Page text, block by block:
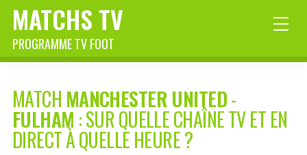
MATCHS TV
PROGRAMME TV FOOT
MATCH MANCHESTER UNITED-
FULHAM : SUR QUELLE CHAÎNE TV ET EN
DIRECT À QUELLE HEURE ?